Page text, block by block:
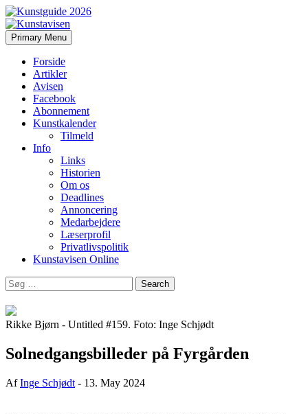
Kunstavisen
Search
Primary Menu Skip
to
Forside
Artikler
Avisen
Facebook
Abonnement
Kunstkalender
Tilmeld
Info
Links
Historien
Om os
Deadlines
Annoncering
Medarbejdere
Læserprofil
Privatlivspolitik
Kunstavisen Online
Search
for:
Rikke Bjørn - Untitled #159. Foto: Inge Schjødt
Solnedgangsbilleder på Fyrgården
AfInge Schjødt - 13. May 2024